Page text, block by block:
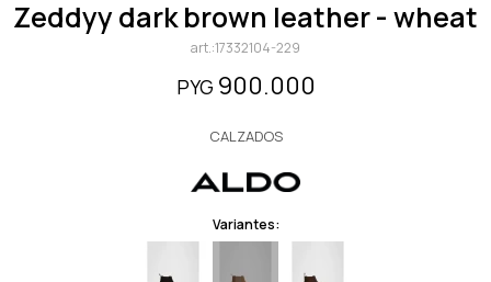
zeddyy dark brown leather - wheat
17332104-229
PYG 900.000
CALZADOS
Variantes: